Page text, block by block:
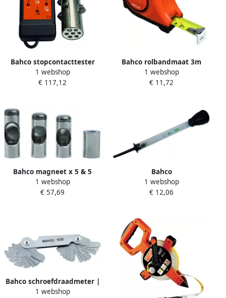
Bahco stopcontacttester
24v 7 pin inch s | BELT247S
1 webshop
€ 117,12
Bahco rolbandmaat 3m
16mm magnetisch | MTB-3-
16-M
1 webshop
€ 11,72
Bahco magneet x 5 & 5
8mm | BE200MAG55
1 webshop
€ 57,69
Bahco
antivriesmiddeltester |
BE401
1 webshop
€ 12,06
Bahco schroefdraadmeter |
1535
1 webshop